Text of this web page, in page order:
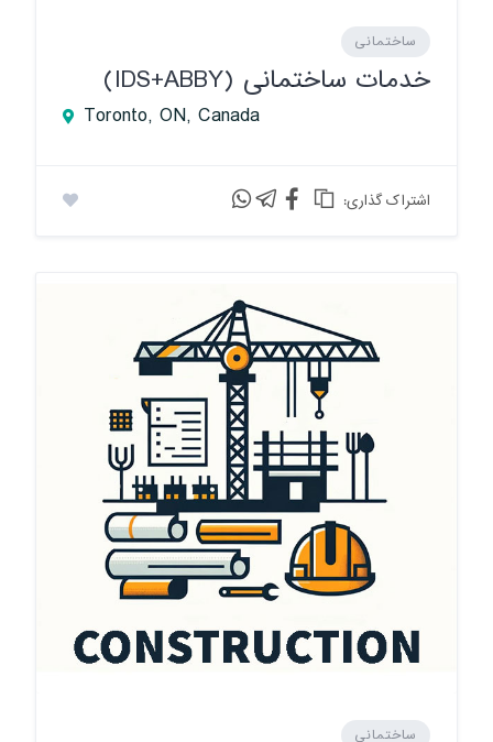
ساختمانی
خدمات ساختمانی (IDS+ABBY)
Toronto, ON, Canada
:اشتراک گذاری
ساختمانی